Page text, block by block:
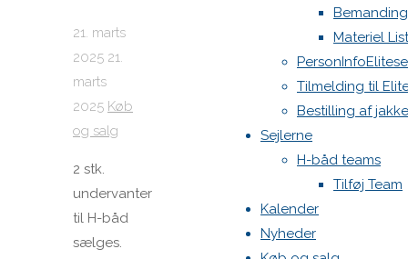
Bemanding
Materiel
Tilmelding til
Bestilling af
Sejlerne
H-båd teams
Tilføj Team
Kalender
Nyheder
21. marts
2025 21.
marts
2025 Køb
og salg
2 stk.
undervanter
til H-båd
sælges.